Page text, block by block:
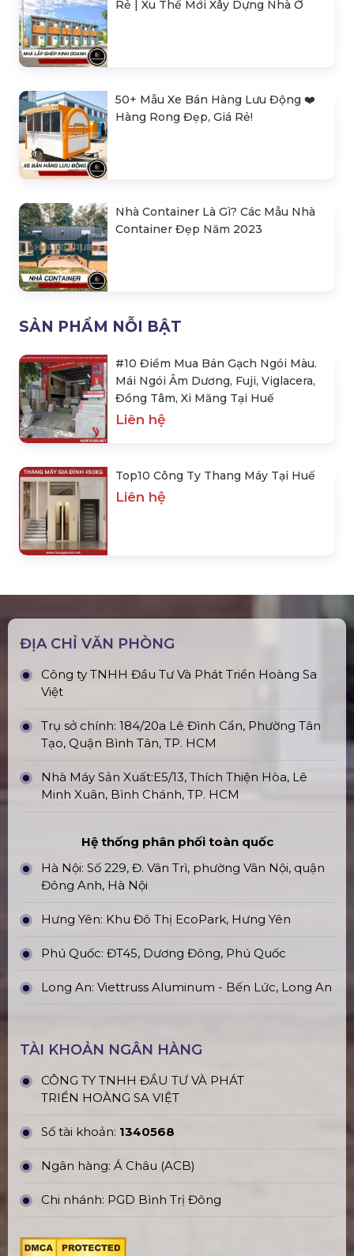
Rẻ | Xu Thế Mới Xây Dựng Nhà Ở
50+ Mẫu Xe Bán Hàng Lưu Động ❤️️
Hàng Rong Đẹp, Giá Rẻ!
Nhà Container Là Gì? Các Mẫu Nhà
Container Đẹp Năm 2023
SẢN PHẨM NỖI BẬT
#10 Điểm Mua Bán Gạch Ngói Màu.
Mái Ngói Âm Dương, Fuji, Viglacera,
Đồng Tâm, Xi Măng Tại Huế
Liên hệ
Top10 Công Ty Thang Máy Tại Huế
Liên hệ
ĐỊA CHỈ VĂN PHÒNG
Công ty TNHH Đầu Tư Và Phát Triển Hoàng Sa
Việt
Trụ sở chính: 184/20a Lê Đình Cẩn, Phường Tân
Tạo, Quận Bình Tân, TP. HCM
Nhà Máy Sản Xuất:E5/13, Thích Thiện Hòa, Lê
Minh Xuân, Bình Chánh, TP. HCM
Hệ thống phân phối toàn quốc
Hà Nội: Số 229, Đ. Vân Trì, phường Vân Nội, quận
Đông Anh, Hà Nội
Hưng Yên: Khu Đô Thị EcoPark, Hưng Yên
Phú Quốc: ĐT45, Dương Đông, Phú Quốc
Long An: Viettruss Aluminum - Bến Lức, Long An
TÀI KHOẢN NGÂN HÀNG
CÔNG TY TNHH ĐẦU TƯ VÀ PHÁT
TRIỂN HOÀNG SA VIỆT
Số tài khoản: 1340568
Ngân hàng: Á Châu (ACB)
Chi nhánh: PGD Bình Trị Đông